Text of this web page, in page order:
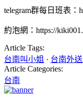
telegram群每日班表：
約泡網：https://
Article Tags:
台南叫小姐 · 台南外
Article Categories:
台南